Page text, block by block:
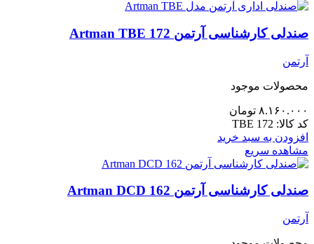
صندلی کارشناسی آرتمن 172 Artman TBE
آرتمن
محصولات موجود
۸.۱۶۰.۰۰۰ تومان
کد کالا: TBE 172
افزودن به سبد خرید
مشاهده سریع
صندلی کارشناسی آرتمن Artman DCD 162
آرتمن